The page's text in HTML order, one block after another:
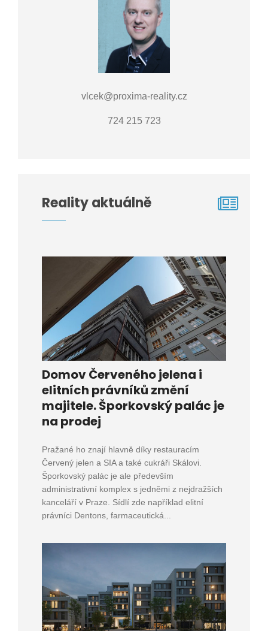
vlcek@proxima-reality.cz
724 215 723
Reality aktuálně
Domov Červeného jelena i
elitních právníků změní
majitele. Šporkovský palác je
na prodej
Pražané ho znají hlavně díky restauracím
Červený jelen a SIA a také cukráři Skálovi.
Šporkovský palác je ale především
administrativní komplex s jedněmi z nejdražších
kanceláří v Praze. Sídlí zde například elitní
právníci Dentons, farmaceutická...